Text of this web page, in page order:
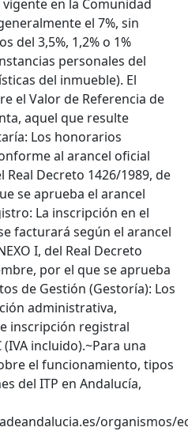
en la Comunidad
el 7%, sin
del 3,5%, 1,2% o 1%
personales del
del inmueble). El
el Valor de Referencia de
aquel que resulte
Los honorarios
al arancel oficial
Real Decreto 1426/1989, de
se aprueba el arancel
La inscripción en el
facturará según el arancel
I, del Real Decreto
por el que se aprueba
de Gestión (Gestoría): Los
administrativa,
inscripción registral
incluido).~Para una
el funcionamiento, tipos
del ITP en Andalucía,